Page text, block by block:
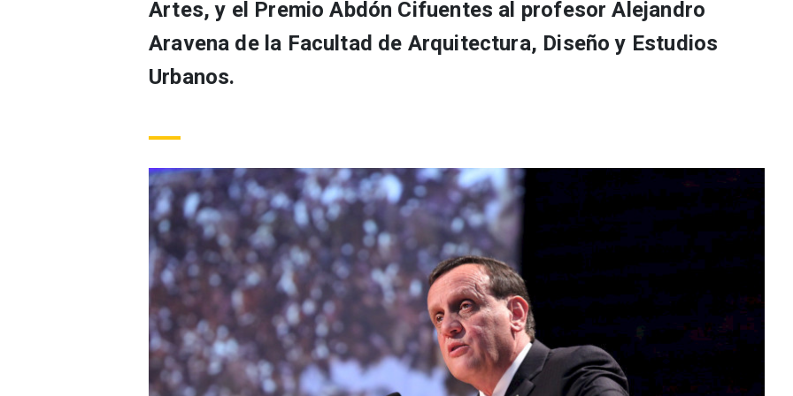
Artes, y el Premio Abdón Cifuentes al profesor Alejandro
Aravena de la Facultad de Arquitectura, Diseño y Estudios
Urbanos.